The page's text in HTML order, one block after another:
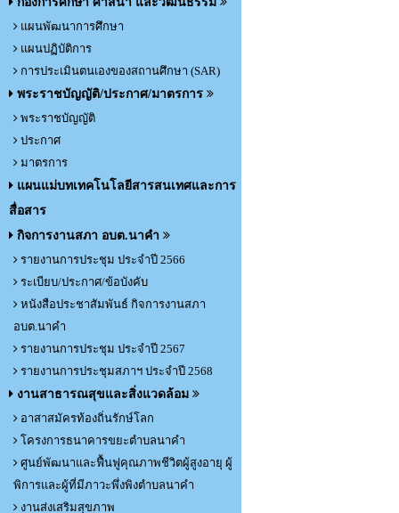
แผนพัฒนาการศึกษา
แผนปฏิบัติการ
การประเมินตนเองของสถานศึกษา (SAR)
พระราชบัญญัติ/ประกาศ/มาตรการ
พระราชบัญญัติ
ประกาศ
มาตรการ
แผนแม่บทเทคโนโลยีสารสนเทศและการ
สื่อสาร
กิจการงานสภา อบต.นาคำ
รายงานการประชุม ประจำปี 2566
ระเบียบ/ประกาศ/ข้อบังคับ
หนังสือประชาสัมพันธ์ กิจการงานสภา
อบต.นาคำ
รายงานการประชุม ประจำปี 2567
รายงานการประชุมสภาฯ ประจำปี 2568
งานสาธารณสุขและสิ่งแวดล้อม
อาสาสมัครท้องถิ่นรักษ์โลก
โครงการธนาคารขยะตำบลนาคำ
ศูนย์พัฒนาและฟื้นฟูคุณภาพชีวิตผู้สูงอายุ ผู้
พิการและผู้ที่มีภาวะพึ่งพิงตำบลนาคำ
งานส่งเสริมสุขภาพ